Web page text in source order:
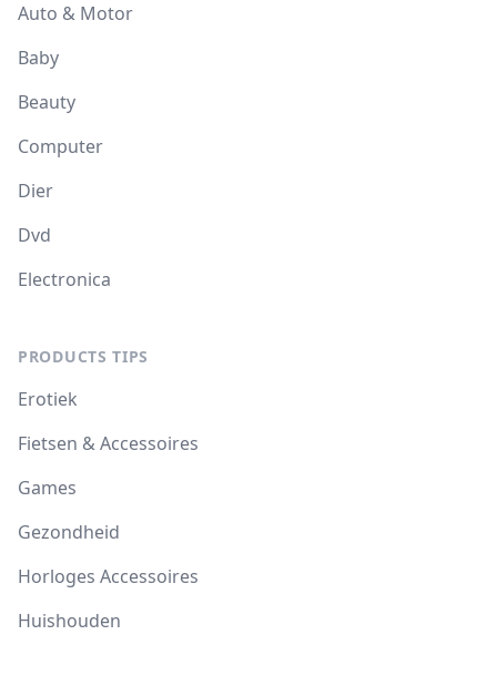
Auto & Motor
Baby
Beauty
Computer
Dier
Dvd
Electronica
PRODUCTS TIPS
Erotiek
Fietsen & Accessoires
Games
Gezondheid
Horloges Accessoires
Huishouden